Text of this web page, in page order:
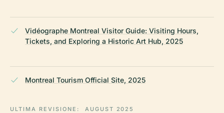
Vidéographe Montreal Visitor Guide: Visiting Hours,
Tickets, and Exploring a Historic Art Hub, 2025
Montreal Tourism Official Site, 2025
ULTIMA REVISIONE: AUGUST 2025